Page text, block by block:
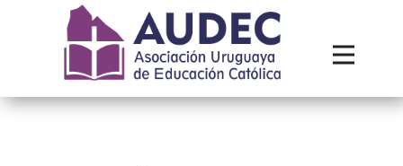
Institucional
Recursos